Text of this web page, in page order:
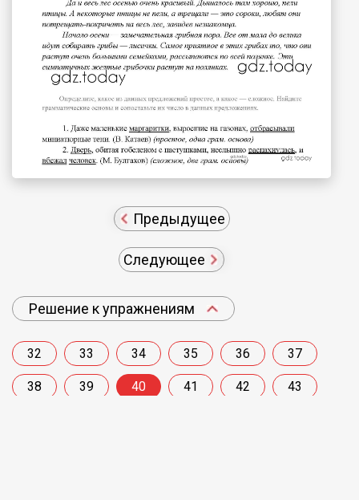
Предыдущее
Следующее
Решение к упражнениям
32 33 34 35 36 37
38 39 40 41 42 43